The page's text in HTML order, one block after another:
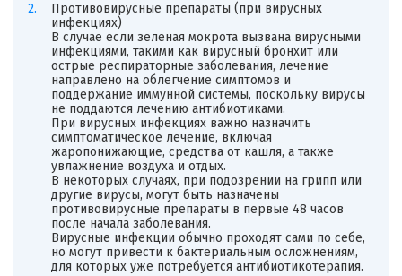
Противовирусные препараты (при вирусных
инфекциях)
В случае если зеленая мокрота вызвана вирусными
инфекциями, такими как вирусный бронхит или
острые респираторные заболевания, лечение
направлено на облегчение симптомов и
поддержание иммунной системы, поскольку вирусы
не поддаются лечению антибиотиками.
При вирусных инфекциях важно назначить
симптоматическое лечение, включая
жаропонижающие, средства от кашля, а также
увлажнение воздуха и отдых.
В некоторых случаях, при подозрении на грипп или
другие вирусы, могут быть назначены
противовирусные препараты в первые 48 часов
после начала заболевания.
Вирусные инфекции обычно проходят сами по себе,
но могут привести к бактериальным осложнениям,
для которых уже потребуется антибиотикотерапия.